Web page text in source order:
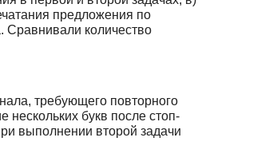
предложения по
Сравнивали количество
требующего повторного
букв после стоп-
выполнении второй задачи